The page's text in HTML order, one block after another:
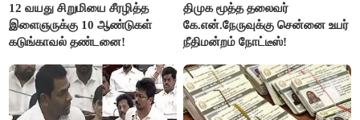
12 வயது சிறுமியை சீரழித்த
இளைஞருக்கு 10 ஆண்டுகள்
கடுங்காவல் தண்டனை!
திமுக மூத்த தலைவர்
கே.என்.நேருவுக்கு சென்னை உயர்
நீதிமன்றம் நோட்டீஸ்!